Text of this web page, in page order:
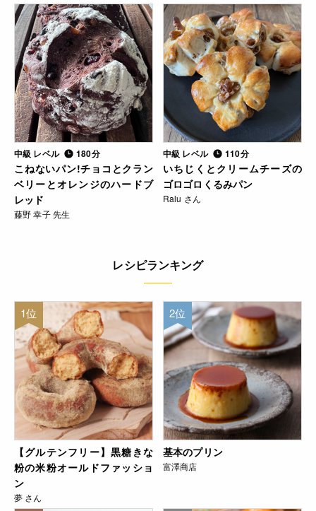
中級 レベル 180分
こねないパン!チョコとクラン
ベリーとオレンジのハードブ
レッド
藤野 幸子 先生
中級 レベル 110分
いちじくとクリームチーズの
ゴロゴロくるみパン
Ralu さん
レシピランキング
1位
【グルテンフリー】黒糖きな
粉の米粉オールドファッショ
ン
夢 さん
2位
基本のプリン
富澤商店